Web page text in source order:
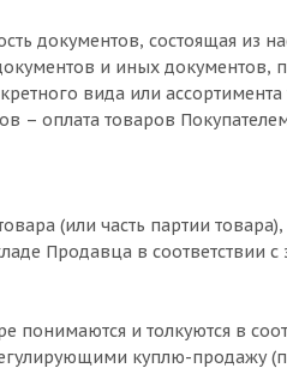
документов, состоящая из
и иных документов,
вида или ассортимента
– оплата товаров
(или часть партии
Продавца в
и толкуются в
куплю-продажу